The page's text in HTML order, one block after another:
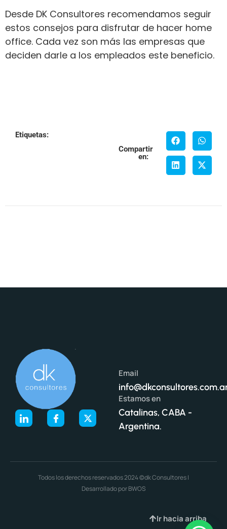
Desde DK Consultores recomendamos seguir
estos consejos para disfrutar de hacer home
office. Cada vez son más las empresas que
deciden darle a los empleados este beneficio.
Etiquetas:
Compartir
en:
Email
Estamos en
Catalinas, CABA -
Argentina.
Todos los derechos reservados 2024 ©dk Consultores |
Desarrollado por BWOS
Ir hacia arriba